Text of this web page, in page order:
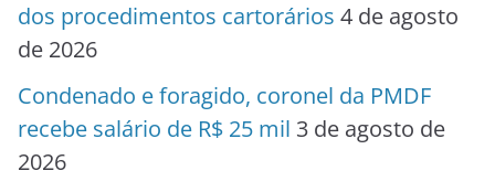
dos procedimentos cartorários 4 de agosto
de 2026
Condenado e foragido, coronel da PMDF
recebe salário de R$ 25 mil 3 de agosto de
2026